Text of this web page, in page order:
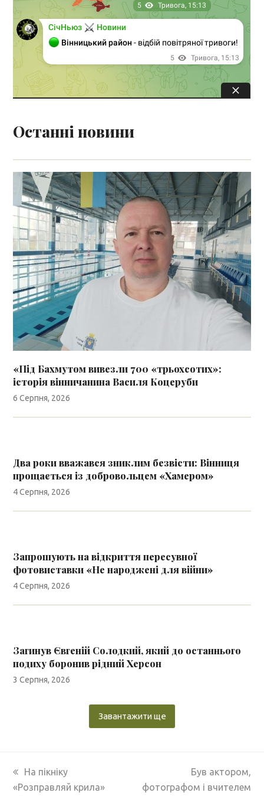
Останні новини
«Під Бахмутом вивезли 700 «трьохсотих»:
історія вінничанина Василя Коцеруби
6 Серпня, 2026
Два роки вважався зниклим безвісти: Вінниця
прощається із добровольцем «Хамером»
4 Серпня, 2026
Запрошують на відкриття пересувної
фотовиставки «Не народжені для війни»
4 Серпня, 2026
Загинув Євгеній Солодкий, який до останнього
подиху боронив рідний Херсон
3 Серпня, 2026
Завантажити ще
previous
post:
На пікніку
«Розправляй крила»
next
post:
Був актором,
фотографом і вчителем